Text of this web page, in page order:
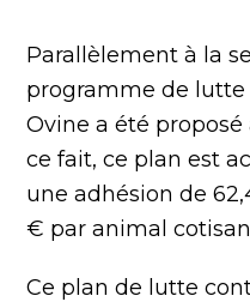
Parallèlement à la
programme de
Ovine a été proposé
ce fait, ce plan est
une adhésion de
€ par animal
Ce plan de lutte